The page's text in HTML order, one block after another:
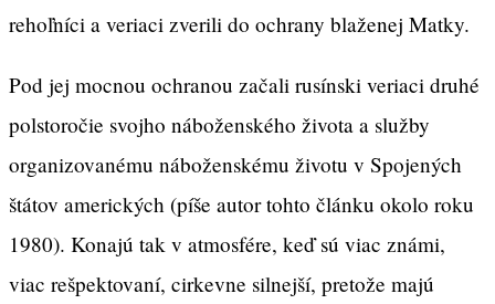
rehoľníci a veriaci zverili do ochrany blaženej Matky.
Pod jej mocnou ochranou začali rusínski veriaci druhé
polstoročie svojho náboženského života a služby
organizovanému náboženskému životu v Spojených
štátov amerických (píše autor tohto článku okolo roku
1980). Konajú tak v atmosfére, keď sú viac známi,
viac rešpektovaní, cirkevne silnejší, pretože majú